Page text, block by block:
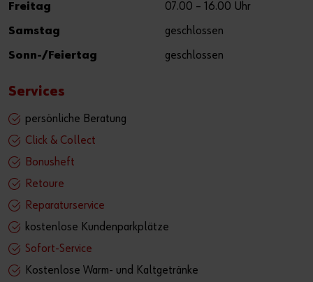
Freitag 07.00 – 16.00 Uhr
Samstag geschlossen
Sonn-/Feiertag geschlossen
Services
persönliche Beratung
Click & Collect
Bonusheft
Retoure
Reparaturservice
kostenlose Kundenparkplätze
Sofort-Service
Kostenlose Warm- und Kaltgetränke